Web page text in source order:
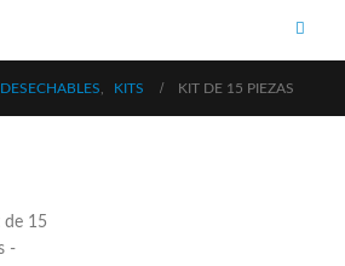
DESECHABLES KITS KIT DE 15 PIEZAS